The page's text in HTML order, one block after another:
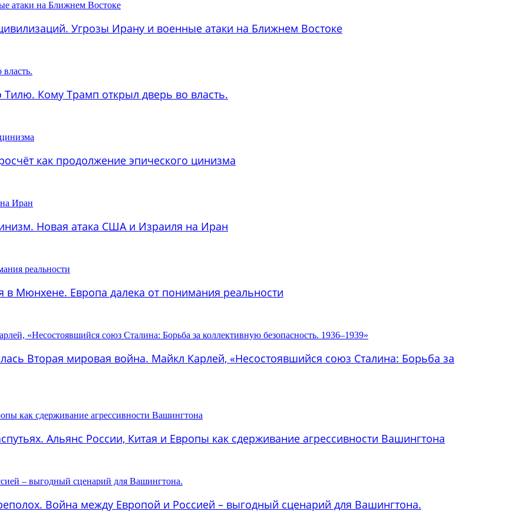
Угрозы Ирану и военные атаки на Ближнем Востоке
Тилю. Кому Трамп открыл дверь во власть.
как продолжение эпического цинизма
Новая атака США и Израиля на Иран
в Мюнхене. Европа далека от понимания реальности
Вторая мировая война. Майкл Карлей, «Несостоявшийся союз Сталина: Борьба за
Альянс России, Китая и Европы как сдерживание агрессивности Вашингтона
Война между Европой и Россией – выгодный сценарий для Вашингтона.